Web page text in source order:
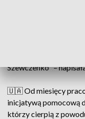
Szewczenko" –
🇺🇦 Od miesięcy
inicjatywą pomocową
którzy cierpią z